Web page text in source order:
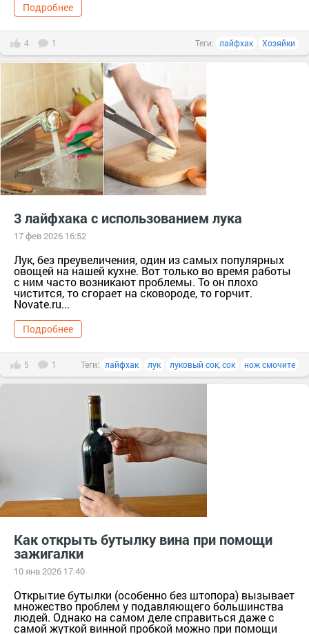
Подробнее
4 1 Теги: лайфхак Хозяйки
3 лайфхака с использованием лука
17 фев 2026 16:52
Лук, без преувеличения, один из самых популярных
овощей на нашей кухне. Вот только во время работы
с ним часто возникают проблемы. То он плохо
чистится, то сгорает на сковороде, то горчит.
Novate.ru...
Подробнее
5 1 Теги: лайфхак лук луковый сок, сок нож смочите
Как открыть бутылку вина при помощи
зажигалки
10 янв 2026 17:40
Открытие бутылки (особенно без штопора) вызывает
множество проблем у подавляющего большинства
людей. Однако на самом деле справиться даже с
самой жуткой винной пробкой можно при помощи